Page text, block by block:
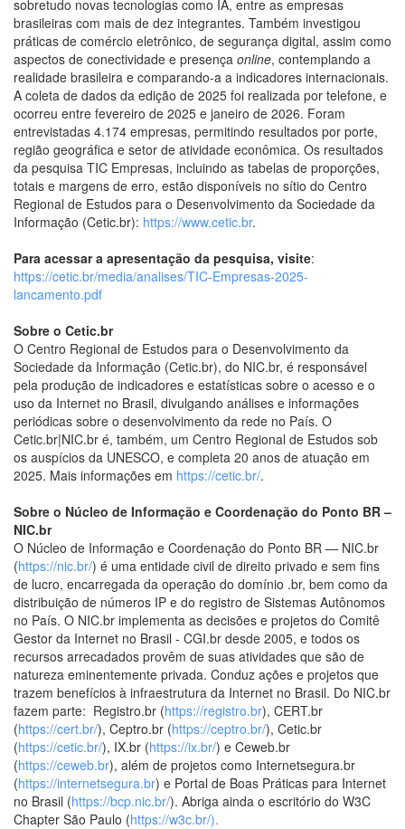
sobretudo novas tecnologias como IA, entre as empresas
brasileiras com mais de dez integrantes. Também investigou
práticas de comércio eletrônico, de segurança digital, assim como
aspectos de conectividade e presença online, contemplando a
realidade brasileira e comparando-a a indicadores internacionais.
A coleta de dados da edição de 2025 foi realizada por telefone, e
ocorreu entre fevereiro de 2025 e janeiro de 2026. Foram
entrevistadas 4.174 empresas, permitindo resultados por porte,
região geográfica e setor de atividade econômica. Os resultados
da pesquisa TIC Empresas, incluindo as tabelas de proporções,
totais e margens de erro, estão disponíveis no sítio do Centro
Regional de Estudos para o Desenvolvimento da Sociedade da
Informação (Cetic.br): https://www.cetic.br.
Para acessar a apresentação da pesquisa, visite:
https://cetic.br/media/analises/TIC-Empresas-2025-
lancamento.pdf
Sobre o Cetic.br
O Centro Regional de Estudos para o Desenvolvimento da
Sociedade da Informação (Cetic.br), do NIC.br, é responsável
pela produção de indicadores e estatísticas sobre o acesso e o
uso da Internet no Brasil, divulgando análises e informações
periódicas sobre o desenvolvimento da rede no País. O
Cetic.br|NIC.br é, também, um Centro Regional de Estudos sob
os auspícios da UNESCO, e completa 20 anos de atuação em
2025. Mais informações em https://cetic.br/.
Sobre o Núcleo de Informação e Coordenação do Ponto BR –
NIC.br
O Núcleo de Informação e Coordenação do Ponto BR — NIC.br
(https://nic.br/) é uma entidade civil de direito privado e sem fins
de lucro, encarregada da operação do domínio .br, bem como da
distribuição de números IP e do registro de Sistemas Autônomos
no País. O NIC.br implementa as decisões e projetos do Comitê
Gestor da Internet no Brasil - CGI.br desde 2005, e todos os
recursos arrecadados provêm de suas atividades que são de
natureza eminentemente privada. Conduz ações e projetos que
trazem benefícios à infraestrutura da Internet no Brasil. Do NIC.br
fazem parte: Registro.br (https://registro.br), CERT.br
(https://cert.br/), Ceptro.br (https://ceptro.br/), Cetic.br
(https://cetic.br/), IX.br (https://ix.br/) e Ceweb.br
(https://ceweb.br), além de projetos como Internetsegura.br
(https://internetsegura.br) e Portal de Boas Práticas para Internet
no Brasil (https://bcp.nic.br/). Abriga ainda o escritório do W3C
Chapter São Paulo (https://w3c.br/).